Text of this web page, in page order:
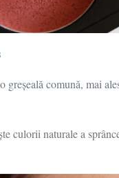
comună, mai
culorii naturale a